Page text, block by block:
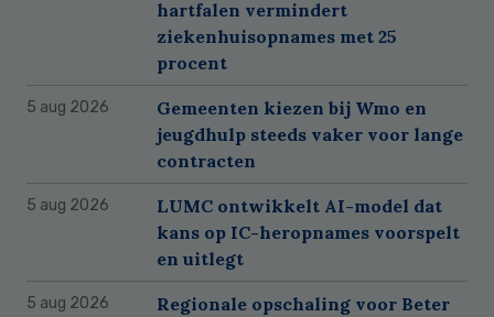
hartfalen vermindert
ziekenhuisopnames met 25
procent
5 aug 2026
Gemeenten kiezen bij Wmo en
jeugdhulp steeds vaker voor lange
contracten
5 aug 2026
LUMC ontwikkelt AI-model dat
kans op IC-heropnames voorspelt
en uitlegt
5 aug 2026
Regionale opschaling voor Beter